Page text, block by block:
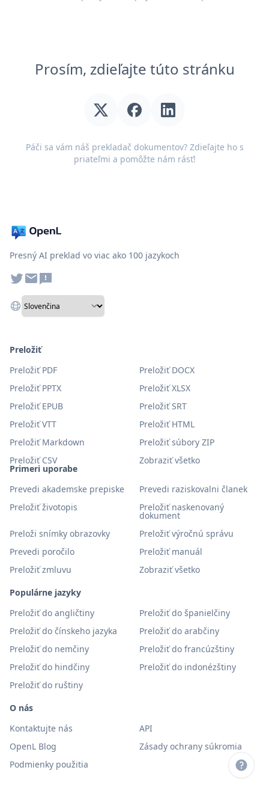
Prosím, zdieľajte túto stránku
Páči sa vám náš prekladač dokumentov? Zdieľajte ho s
priateľmi a pomôžte nám rásť!
Presný AI preklad vo viac ako 100 jazykoch
Primeri uporabe
Prevedi akademske prepiske
Prevedi raziskovalni članek
Preložiť životopis
Preložiť naskenovaný
dokument
Preloži snímky obrazovky
Preložiť výročnú správu
Prevedi poročilo
Preložiť manuál
Preložiť zmluvu
Zobraziť všetko
Populárne jazyky
Preložiť do angličtiny
Preložiť do španielčiny
Preložiť do čínskeho jazyka
Preložiť do arabčiny
Preložiť do nemčiny
Preložiť do francúzštiny
Preložiť do hindčiny
Preložiť do indonézštiny
Preložiť do ruštiny
Preložiť
Preložiť PDF
Preložiť DOCX
Preložiť PPTX
Preložiť XLSX
Preložiť EPUB
Preložiť SRT
Preložiť VTT
Preložiť HTML
Preložiť Markdown
Preložiť súbory ZIP
Preložiť CSV
Zobraziť všetko
O nás
Kontaktujte nás
API
OpenL Blog
Zásady ochrany súkromia
Podmienky použitia